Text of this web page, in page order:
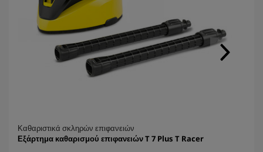
Καθαριστικά σκληρών επιφανειών
Εξάρτημα καθαρισμού επιφανειών T 7 Plus T Racer